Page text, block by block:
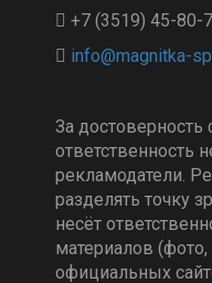
+7 (3519) 45-80-
За
ответственность
рекламодатели.
разделять точку
несёт
материалов (фото,
официальных